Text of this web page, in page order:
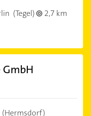
(Tegel)
2,7 km
(Hermsdorf)